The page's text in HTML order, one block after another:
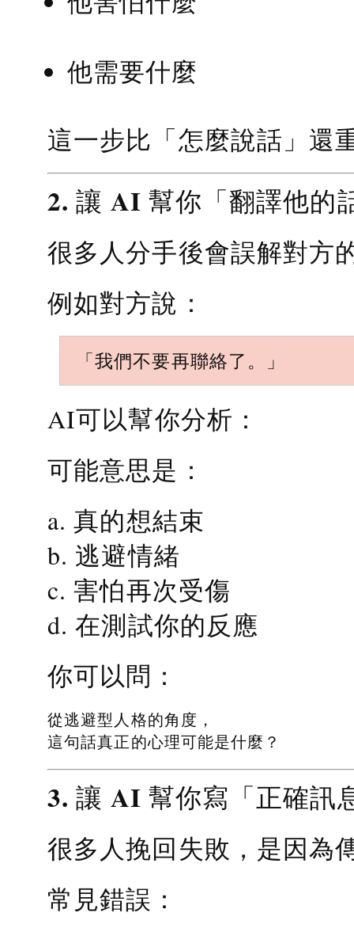
他需要什麼
這一步比「怎麼說話」還
2. 讓 AI 幫你「翻譯他的
很多人分手後會誤解對方
例如對方說：
「我們不要再聯絡了。」
AI可以幫你分析：
可能意思是：
a. 真的想結束
b. 逃避情緒
c. 害怕再次受傷
d. 在測試你的反應
你可以問：
從逃避型人格的角度，
這句話真正的心理可能是什麼？
3. 讓 AI 幫你寫「正確訊
很多人挽回失敗，是因為
常見錯誤：